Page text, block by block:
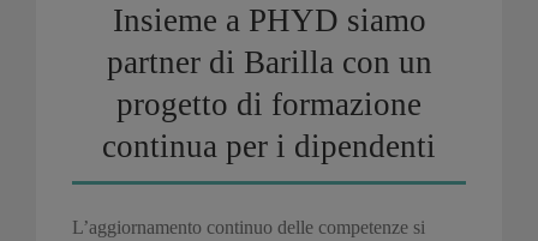
Insieme a PHYD siamo
partner di Barilla con un
progetto di formazione
continua per i dipendenti
L’aggiornamento continuo delle competenze si